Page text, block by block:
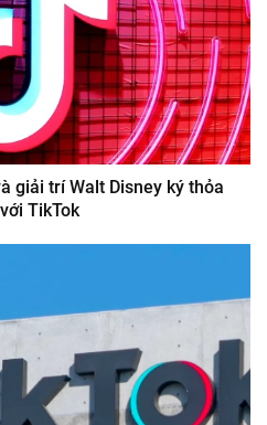
giải trí Walt Disney ký thỏa
TikTok